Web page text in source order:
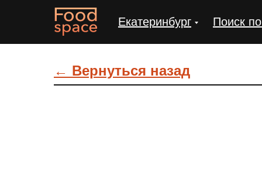
Поиск
Екатеринбург
← Вернуться назад